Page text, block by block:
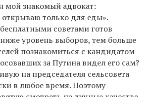
мой знакомый адвокат:
открываю только для еды».
советами готов
уровень выборов, тем больше
познакомиться с кандидатом
за Путина видел его сам?
на председателя сельсовета
в любое время. Поэтому